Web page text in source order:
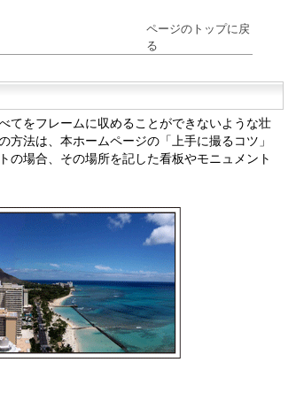
ページのトップに戻
る
てをフレームに収めることができないような壮
法は、本ホームページの「上手に撮るコツ」
の場合、その場所を記した看板やモニュメント